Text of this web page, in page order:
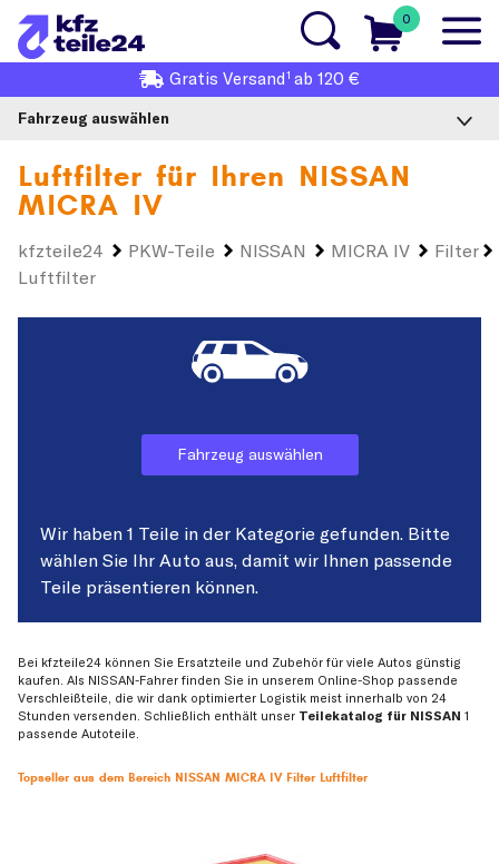
0
Gratis Versand1 ab 120 €
Fahrzeug auswählen
Luftfilter für Ihren NISSAN
MICRA IV
kfzteile24 PKW-Teile NISSAN MICRA IV
Filter
Luftfilter
Fahrzeug auswählen
Wir haben 1 Teile in der Kategorie gefunden. Bitte
wählen Sie Ihr Auto aus, damit wir Ihnen passende
Teile präsentieren können.
Bei kfzteile24 können Sie Ersatzteile und Zubehör für viele Autos günstig
kaufen. Als NISSAN-Fahrer finden Sie in unserem Online-Shop passende
Verschleißteile, die wir dank optimierter Logistik meist innerhalb von 24
Stunden versenden. Schließlich enthält unser Teilekatalog für NISSAN 1
passende Autoteile.
Topseller aus dem Bereich NISSAN MICRA IV Filter Luftfilter